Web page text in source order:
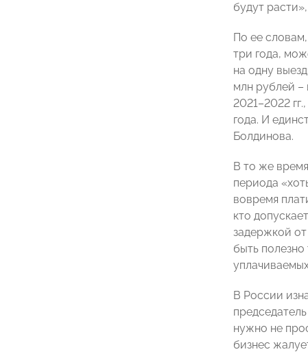
будут
По ее
три года,
на одну
млн рублей –
2021–2022
года. И
Болдинова.
В то же
периода
вовремя
кто
задержкой
быть
В России
нужно не
бизнес